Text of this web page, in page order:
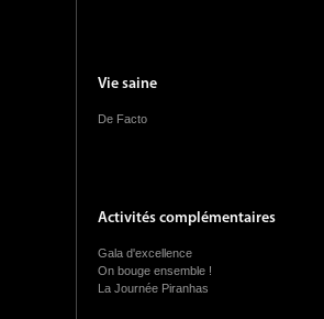
Vie saine
De Facto
Activités complémentaires
Gala d'excellence
On bouge ensemble !
La Journée Piranhas